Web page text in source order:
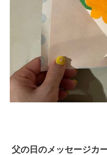
父の日のメッセージカ